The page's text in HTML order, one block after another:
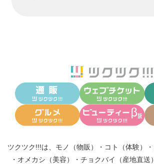
ツクツク!!!は、 モノ（物販） ・ コト（体験） ・
・ オメカシ（美容） ・ チョクバイ（産地直送）